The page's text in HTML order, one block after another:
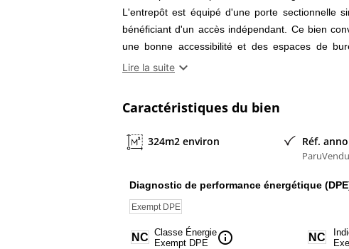
L'entrepôt est équipé d'une porte sectionnelle
bénéficiant d'un accès indépendant. Ce bien
une bonne accessibilité et des espaces de
l'ensemble des atouts sur place. Belle opportunité
Lire la suite 
Caractéristiques du bien
324m2 environ Réf.
Diagnostic de performance énergétique
Exempt DPE
NC Classe Énergie
Exempt DPE
info NC